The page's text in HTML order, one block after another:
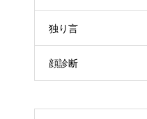
独り言
顔診断